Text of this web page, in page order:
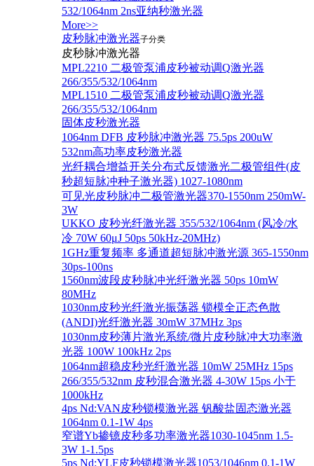
532/1064nm 2ns亚纳秒激光器
More>>
皮秒脉冲激光器子分类
皮秒脉冲激光器
​MPL2210 二极管泵浦皮秒被动调Q激光器
266/355/532/1064nm
MPL1510 二极管泵浦皮秒被动调Q激光器
266/355/532/1064nm
固体皮秒激光器
1064nm DFB 皮秒脉冲激光器 75.5ps 200uW
532nm高功率皮秒激光器
光纤耦合增益开关分布式反馈激光二极管组件(皮
秒超短脉冲种子激光器) 1027-1080nm
可见光皮秒脉冲二极管激光器370-1550nm 250mW-
3W
UKKO 皮秒光纤激光器 355/532/1064nm (风冷/水
冷 70W 60μJ 50ps 50kHz-20MHz)
1GHz重复频率 多通道超短脉冲激光源 365-1550nm
30ps-100ns
1560nm波段皮秒脉冲光纤激光器 50ps 10mW
80MHz
1030nm皮秒光纤激光振荡器 锁模全正态色散
(ANDI)光纤激光器 30mW 37MHz 3ps
1030nm皮秒薄片激光系统/微片皮秒脉冲大功率激
光器 100W 100kHz 2ps
1064nm超稳皮秒光纤激光器 10mW 25MHz 15ps
266/355/532nm 皮秒混合激光器 4-30W 15ps 小于
1000kHz
4ps Nd:VAN皮秒锁模激光器 钒酸盐固态激光器
1064nm 0.1-1W 4ps
窄谱Yb掺镱皮秒多功率激光器1030-1045nm 1.5-
3W 1-1.5ps
5ps Nd:YLF皮秒锁模激光器1053/1046nm 0.1-1W